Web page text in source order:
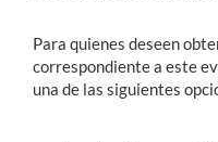
Para quienes deseen
correspondiente a este
una de las siguientes